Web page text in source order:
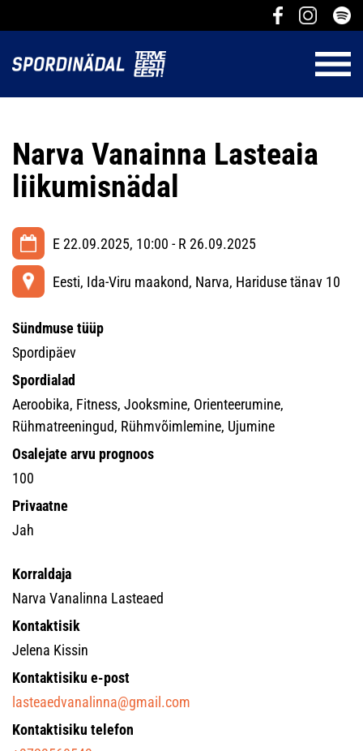
Narva Vanainna Lasteaia
liikumisnädal
E 22.09.2025, 10:00 - R 26.09.2025
Eesti, Ida-Viru maakond, Narva, Hariduse tänav 10
Sündmuse tüüp
Spordipäev
Spordialad
Aeroobika, Fitness, Jooksmine, Orienteerumine,
Rühmatreeningud, Rühmvõimlemine, Ujumine
Osalejate arvu prognoos
100
Privaatne
Jah
Korraldaja
Narva Vanalinna Lasteaed
Kontaktisik
Jelena Kissin
Kontaktisiku e-post
lasteaedvanalinna@gmail.com
Kontaktisiku telefon